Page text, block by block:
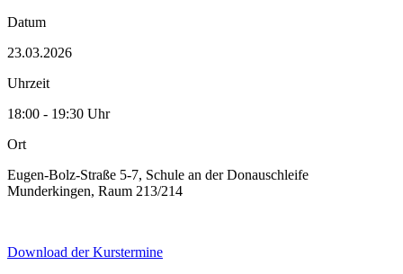
Datum
23.03.2026
Uhrzeit
18:00 - 19:30 Uhr
Ort
Eugen-Bolz-Straße 5-7, Schule an der Donauschleife
Munderkingen, Raum 213/214
Download der Kurstermine